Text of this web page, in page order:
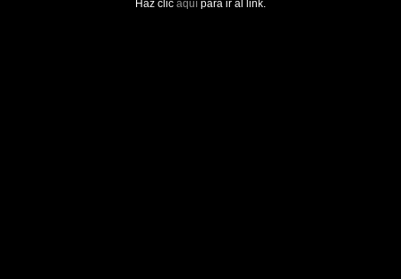
Haz clic aquí para ir al link.